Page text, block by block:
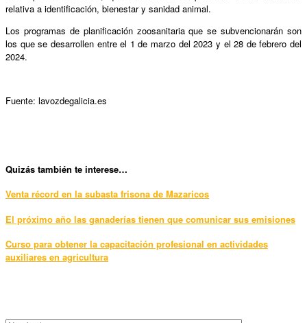
relativa a identificación, bienestar y sanidad animal.
Los programas de planificación zoosanitaria que se subvencionarán son
los que se desarrollen entre el 1 de marzo del 2023 y el 28 de febrero del
2024.
Fuente: lavozdegalicia.es
Quizás también te interese…
Venta récord en la subasta frisona de Mazaricos
El próximo año las ganaderías tienen que comunicar sus emisiones
Curso para obtener la capacitación profesional en actividades
auxiliares en agricultura